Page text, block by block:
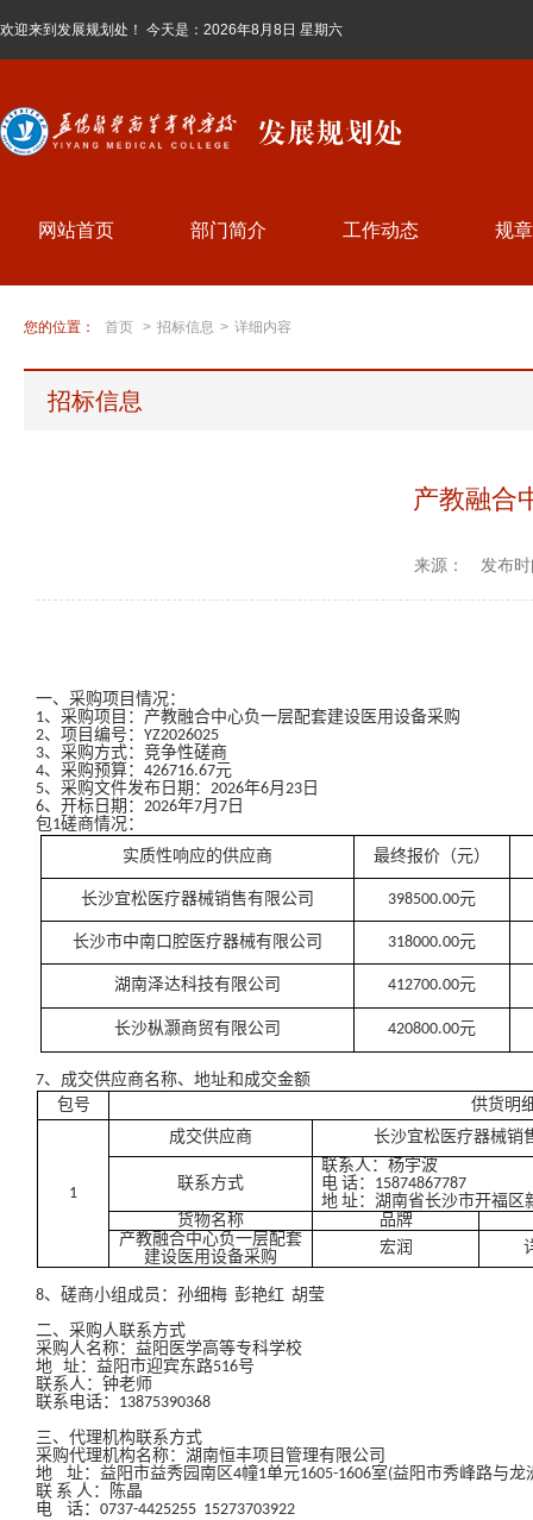
欢迎来到发展规划处！ 今天是： 2026年8月8日 星期六
网站首页 部门简介 工作动态 规
您的位置： 首页 > 招标信息 > 详细内容
招标信息
产教融合
来源： 发布
一、采购项目情况：
1、采购项目： 产教融合中心负一层配套建设医用设备采购
2、项目编号：YZ2026025
3、采购方式：竞争性磋商
4、采购预算：426716.67元
5、采购文件发布日期：2026年6月 23 日
6、开标日期：2026年7月 7 日
包1磋商情况：
实质性响应的供应商
最终报价（元）
长沙宜松医疗器械销售有限公司 398500.00元
长沙市中南口腔医疗器械有限公司 318000.00元
湖南泽达科技有限公司 412700.00元
长沙枞灏商贸有限公司 420800.00元
7、成交供应商名称、地址和成交金额
包号
供货明
1
成交供应商 长沙宜松医疗器械销
联系方式
联系人：杨宇波
电 话：15874867787
地 址：湖南省长沙市开福区
货物名称
品牌
产教融合中心负一层配套
建设医用设备采购
宏润
8、 磋商小组成员： 孙细梅 彭艳红 胡莹
二、采购人联系方式
采购人名称：益阳医学高等专科学校
地 址：益阳市迎宾东路516号
联系人： 钟老师
联系电话： 13875390368
三、代理机构联系方式
采购代理机构名称：湖南恒丰项目管理有限公司
地 址：益阳市益秀园南区4幢1单元1605-1606室(益阳市秀峰路与龙
联 系 人：陈晶
电 话：0737-4425255 15273703922